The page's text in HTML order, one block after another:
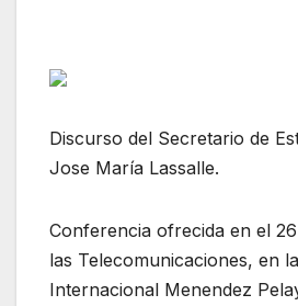
Discurso del Secretario de
Jose María Lassalle.
Conferencia ofrecida en el
las Telecomunicaciones, en
Internacional Menendez